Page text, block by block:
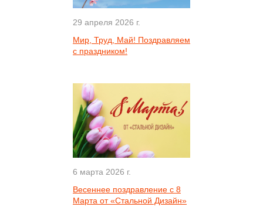
29 апреля 2026 г.
Мир, Труд, Май! Поздравляем
с праздником!
6 марта 2026 г.
Весеннее поздравление с 8
Марта от «Стальной Дизайн»